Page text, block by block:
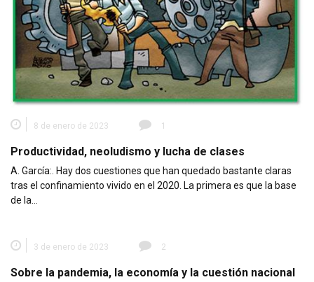
8 de enero de 2023 1
Productividad, neoludismo y lucha de clases
A. García:. Hay dos cuestiones que han quedado bastante claras
tras el confinamiento vivido en el 2020. La primera es que la base
de la…
3 de enero de 2023 2
Sobre la pandemia, la economía y la cuestión nacional